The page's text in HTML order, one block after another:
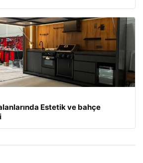
Estetik ve bahçe